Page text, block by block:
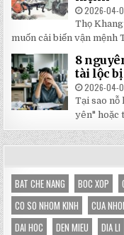
2026-04-
Thọ
muốn cải biến vận mệnh
8
tài lộc
2026-04-
Tại sao
yên" hoặc
BAT CHE NANG BOC XOP
CO SO NHOM KINH
CUA
DAI HOC
DEN MIEU DIA LI